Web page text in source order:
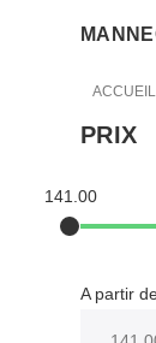
ACCUEIL
PRIX
141.00
A partir